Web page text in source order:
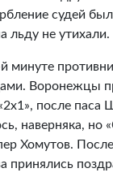
судей
льду не утихали.
минуте
Воронежцы
после
наверняка, но
Хомутов.
принялись